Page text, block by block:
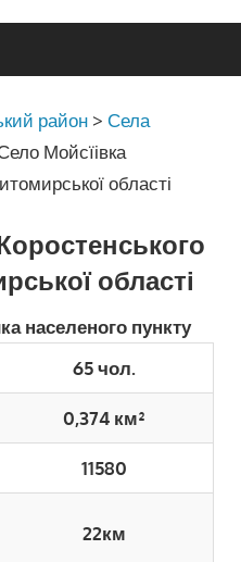
район >Села
Мойсїівка
області
області
населеного пункту
65 чол.
0,374 км²
11580
22км